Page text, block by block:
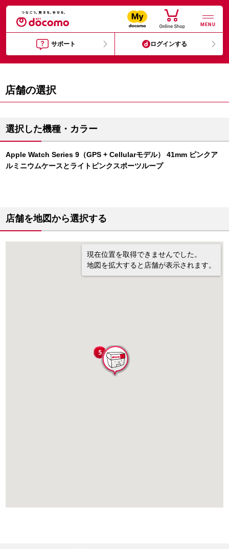
MENU
サポート ログインする
店舗の選択
選択した機種・カラー
Apple Watch Series 9（GPS + Cellularモデル） 41mm ピンクア
ルミニウムケースとライトピンクスポーツループ
店舗を地図から選択する
現在位置を取得できませんでした。
地図を拡大すると店舗が表示されます。